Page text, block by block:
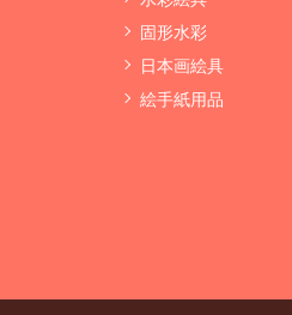
固形水彩
日本画絵具
絵手紙用品